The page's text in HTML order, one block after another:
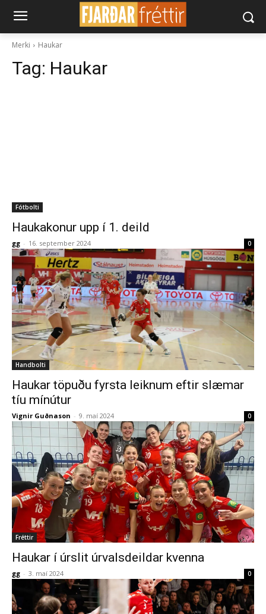
Merki Haukar
Tag: Haukar
Fótbolti
Haukakonur upp í 1. deild
gg - 16. september 2024 0
Handbolti
Haukar töpuðu fyrsta leiknum eftir slæmar
tíu mínútur
Vignir Guðnason - 9. maí 2024 0
Fréttir
Haukar í úrslit úrvalsdeildar kvenna
gg - 3. maí 2024 0